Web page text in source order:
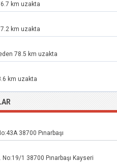
km uzakta
km uzakta
78.5 km uzakta
km uzakta
38700 Pınarbaşı
1 38700 Pınarbaşı Kayseri